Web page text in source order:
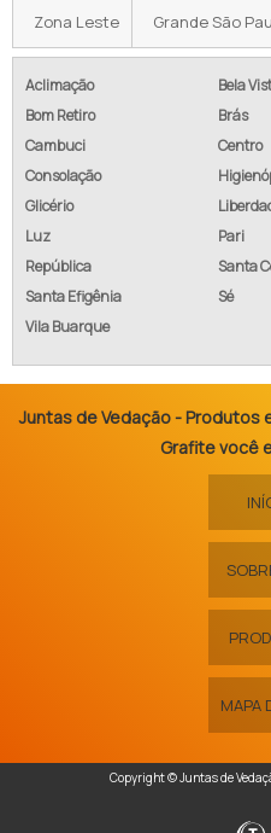
Zona Leste Grande São
Aclimação
Bela
Bom Retiro
Brás
Cambuci
Centro
Consolação
Glicério
Luz
Pari
República
Santa
Santa Efigênia
Sé
Vila Buarque
Juntas de Vedação - Produtos
Grafite você
MAPA
Copyright © Juntas de